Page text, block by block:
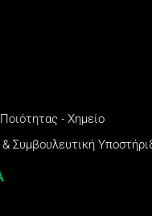
- Χημείο
& Συμβουλευτική